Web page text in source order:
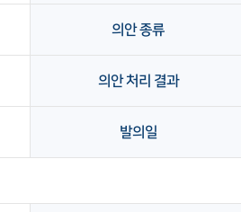
의안 종류
의안 처리 결과
발의일